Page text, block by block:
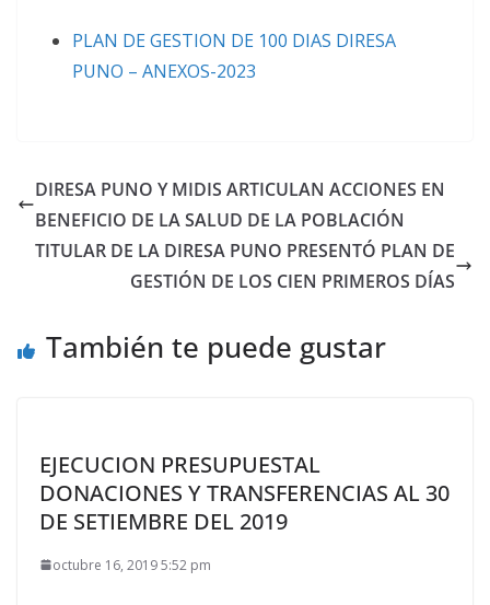
PLAN DE GESTION DE 100 DIAS DIRESA
PUNO – ANEXOS-2023
DIRESA PUNO Y MIDIS ARTICULAN ACCIONES EN
BENEFICIO DE LA SALUD DE LA POBLACIÓN
TITULAR DE LA DIRESA PUNO PRESENTÓ PLAN DE
GESTIÓN DE LOS CIEN PRIMEROS DÍAS
También te puede gustar
EJECUCION PRESUPUESTAL
DONACIONES Y TRANSFERENCIAS AL 30
DE SETIEMBRE DEL 2019
octubre 16, 2019 5:52 pm